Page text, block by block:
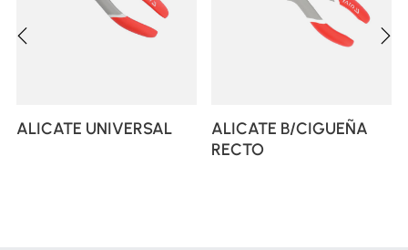
ALICATE UNIVERSAL
ALICATE B/CIGUEÑA
RECTO